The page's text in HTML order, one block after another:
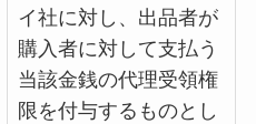
イ社に対し、出品者が
購入者に対して支払う
当該金銭の代理受領権
限を付与するものとし